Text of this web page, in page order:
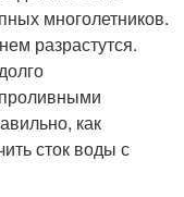
многолетников.
разрастутся.
как
сток воды с